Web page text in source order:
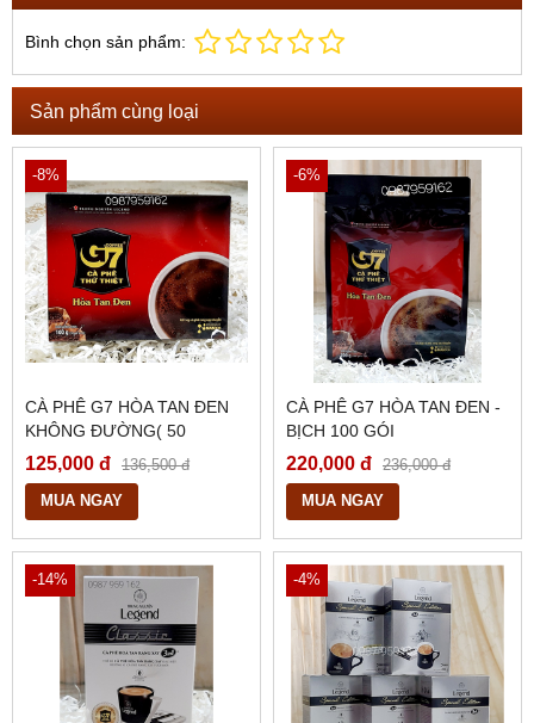
Bình chọn sản phẩm:
Sản phẩm cùng loại
-8%
CÀ PHÊ G7 HÒA TAN ĐEN
KHÔNG ĐƯỜNG( 50
GÓI/HỘP)
125,000 đ 136,500 đ
MUA NGAY
-6%
CÀ PHÊ G7 HÒA TAN ĐEN -
BỊCH 100 GÓI
220,000 đ 236,000 đ
MUA NGAY
-14% -4%